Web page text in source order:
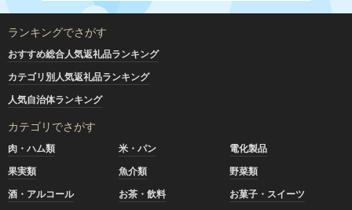
ランキングでさがす
おすすめ総合人気返礼品ランキング
カテゴリ別人気返礼品ランキング
人気自治体ランキング
カテゴリでさがす
肉・ハム類 米・パン
電化製品
果実類
魚介類
野菜類
酒・アルコール
お茶・飲料
お菓子・スイーツ